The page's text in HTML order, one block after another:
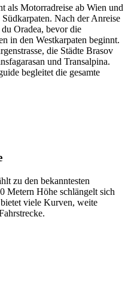
als Motorradreise ab Wien und
Nach der Anreise
Oradea, bevor die
in den Westkarpaten beginnt.
die Städte Brasov
und Transalpina.
begleitet die gesamte
zu den bekanntesten
Metern Höhe schlängelt sich
viele Kurven, weite